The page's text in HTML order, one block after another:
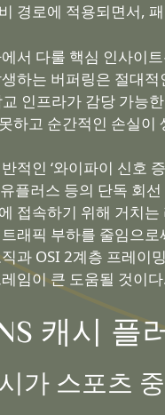
경로에 적용되면서,
서 다룰 핵심 인사이
하는 버퍼링은 절대
인프라가 감당 가능
하고 순간적인 손실
적인 ‘와이파이 신호
유플러스 등의 단독 회
접속하기 위해 거치
래픽 부하를 줄임으
과 OSI 2계층 프레이
임이 큰 도움될 것이
캐시 플
가 스포츠